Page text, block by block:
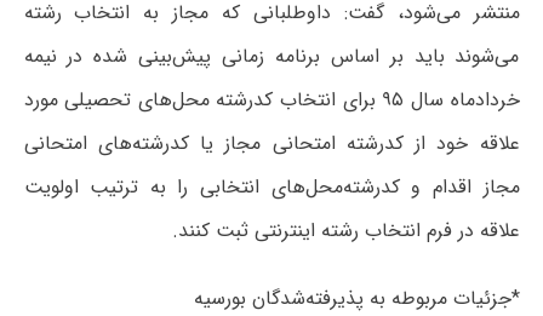
منتشر می‌شود، گفت: داوطلبانی که مجاز به انتخاب رشته
می‌شوند باید بر اساس برنامه زمانی پیش‌بینی شده در نیمه
خردادماه سال ۹۵ برای انتخاب کدرشته محل‌های تحصیلی مورد
علاقه خود از کدرشته امتحانی مجاز یا کدرشته‌های امتحانی
مجاز اقدام و کدرشته‌محل‌های انتخابی را به ترتیب اولویت
علاقه در فرم انتخاب رشته اینترنتی ثبت کنند.
*جزئیات مربوطه به پذیرفته‌شدگان بورسیه